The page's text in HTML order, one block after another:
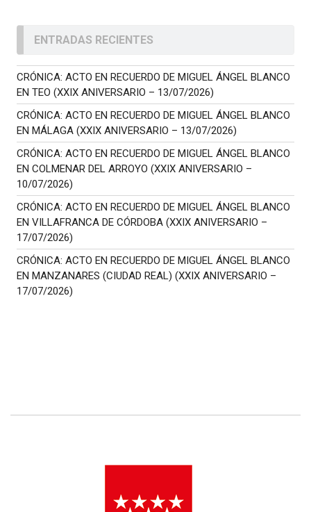
ENTRADAS RECIENTES
CRÓNICA: ACTO EN RECUERDO DE MIGUEL ÁNGEL BLANCO
EN TEO (XXIX ANIVERSARIO – 13/07/2026)
CRÓNICA: ACTO EN RECUERDO DE MIGUEL ÁNGEL BLANCO
EN MÁLAGA (XXIX ANIVERSARIO – 13/07/2026)
CRÓNICA: ACTO EN RECUERDO DE MIGUEL ÁNGEL BLANCO
EN COLMENAR DEL ARROYO (XXIX ANIVERSARIO –
10/07/2026)
CRÓNICA: ACTO EN RECUERDO DE MIGUEL ÁNGEL BLANCO
EN VILLAFRANCA DE CÓRDOBA (XXIX ANIVERSARIO –
17/07/2026)
CRÓNICA: ACTO EN RECUERDO DE MIGUEL ÁNGEL BLANCO
EN MANZANARES (CIUDAD REAL) (XXIX ANIVERSARIO –
17/07/2026)